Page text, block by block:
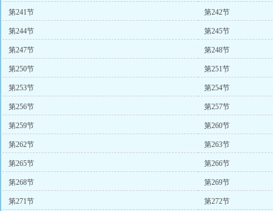
第241节 第242节
第244节 第245节
第247节 第248节
第250节 第251节
第253节 第254节
第256节 第257节
第259节 第260节
第262节 第263节
第265节 第266节
第268节 第269节
第271节 第272节